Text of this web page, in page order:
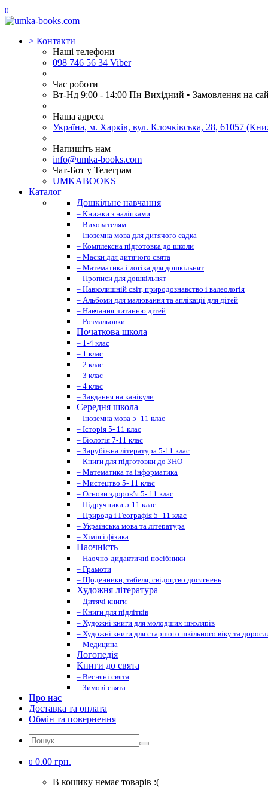
0
> Контакти
Наші телефони
098 746 56 34 Viber
Час роботи
Вт-Нд 9:00 - 14:00 Пн Вихідний • Замовлення на
Наша адреса
Україна, м. Харків, вул. Клочківська, 28, 61057
Напишіть нам
info@umka-books.com
Чат-Бот у Телеграм
UMKABOOKS
Каталог
Дошкільне навчання
– Книжки з наліпками
– Вихователям
– Іноземна мова для дитячого садка
– Комплексна підготовка до школи
– Маски для дитячого свята
– Математика і логіка для дошкільнят
– Прописи для дошкільнят
– Навколишній світ, природознавство і валеологія
– Альбоми для малювання та аплікації для дітей
– Навчання читанню дітей
– Розмальовки
Початкова школа
– 1-4 клас
– 1 клас
– 2 клас
– 3 клас
– 4 клас
– Завдання на канікули
Середня школа
– Іноземна мова 5- 11 клас
– Історія 5- 11 клас
– Біологія 7-11 клас
– Зарубіжна література 5-11 клас
– Книги для підготовки до ЗНО
– Математика та інформатика
– Мистецтво 5- 11 клас
– Основи здоров’я 5- 11 клас
– Підручники 5-11 клас
– Природа і Географія 5- 11 клас
– Українська мова та література
– Хімія і фізика
Наочність
– Наочно-дидактичні посібники
– Грамоти
– Щоденники, табеля, свідоцтво досягнень
Художня література
– Дитячі книги
– Книги для підлітків
– Художні книги для молодших школярів
– Художні книги для старшого шкільного віку та
– Медицина
Логопедія
Книги до свята
– Весняні свята
– Зимові свята
Про нас
Доставка та оплата
Обмін та повернення
0 0.00 грн.
В кошику немає товарів :(